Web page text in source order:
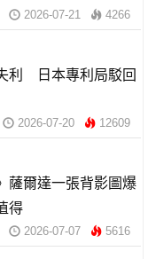
2026-07-21 4266
利 日本專利局駁回
2026-07-20 12609
薩爾達一張背影圖爆
得
2026-07-07 5616